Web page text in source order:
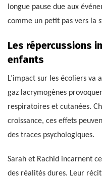
longue pause due aux
comme un petit pas vers la
Les répercussions
enfants
L’impact sur les écoliers va
gaz lacrymogènes
respiratoires et cutanées.
croissance, ces effets
des traces psychologiques.
Sarah et Rachid incarnent
des réalités dures. Leur